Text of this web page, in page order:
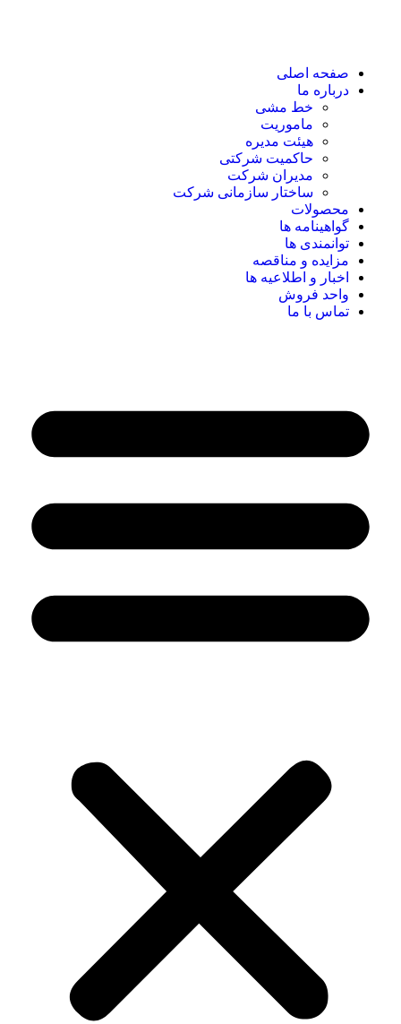
صفحه اصلی
درباره ما
خط مشی
ماموریت
هیئت مدیره
حاکمیت شرکتی
مدیران شرکت
ساختار سازمانی شرکت
محصولات
گواهینامه ها
توانمندی ها
مزایده و مناقصه
اخبار و اطلاعیه ها
واحد فروش
تماس با ما